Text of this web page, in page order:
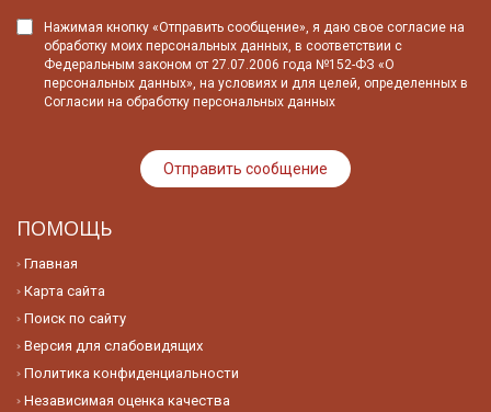
Нажимая кнопку «Отправить сообщение», я даю свое согласие на
обработку моих персональных данных, в соответствии с
Федеральным законом от 27.07.2006 года №152-ФЗ «О
персональных данных», на условиях и для целей, определенных в
Согласии на обработку персональных данных
ПОМОЩЬ
Главная
Карта сайта
Поиск по сайту
Версия для слабовидящих
Политика конфиденциальности
Независимая оценка качества